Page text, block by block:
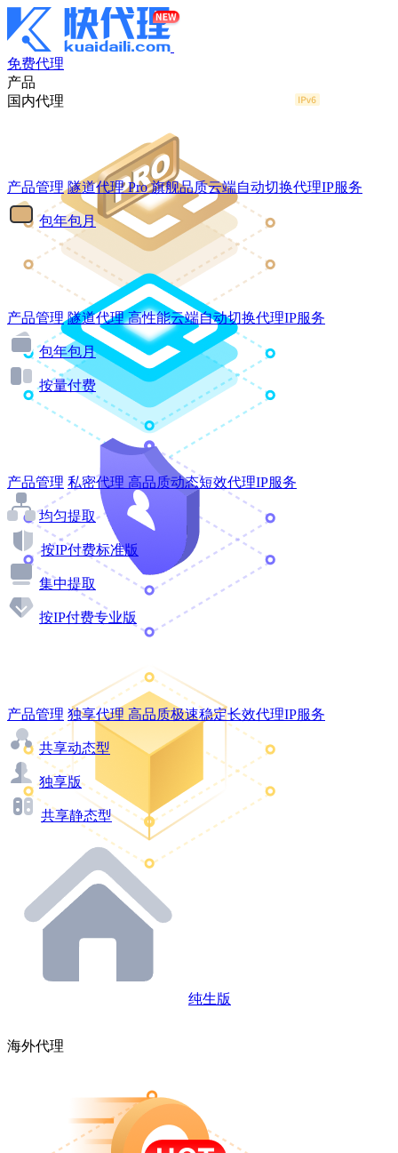
免费代理
产品
国内代理
产品管理 隧道代理Pro 旗舰品质云端自动切换代理IP服务
包年包月
产品管理 隧道代理 高性能云端自动切换代理IP服务
包年包月
按量付费
产品管理 私密代理 高品质动态短效代理IP服务
均匀提取
按IP付费标准版
集中提取
按IP付费专业版
产品管理 独享代理 高品质极速稳定长效代理IP服务
共享动态型
独享版
共享静态型
纯生版
海外代理